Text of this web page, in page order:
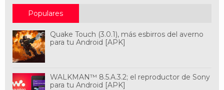
Populares
Quake Touch (3.0.1), más esbirros del averno
para tu Android [APK]
WALKMAN™ 8.5.A.3.2; el reproductor de Sony
para tu Android [APK]